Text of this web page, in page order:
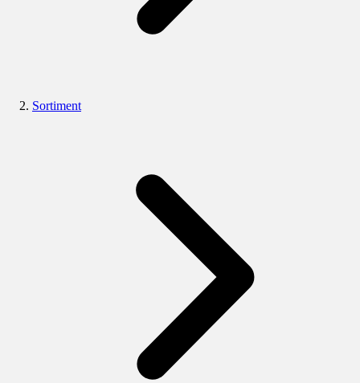
Sortiment